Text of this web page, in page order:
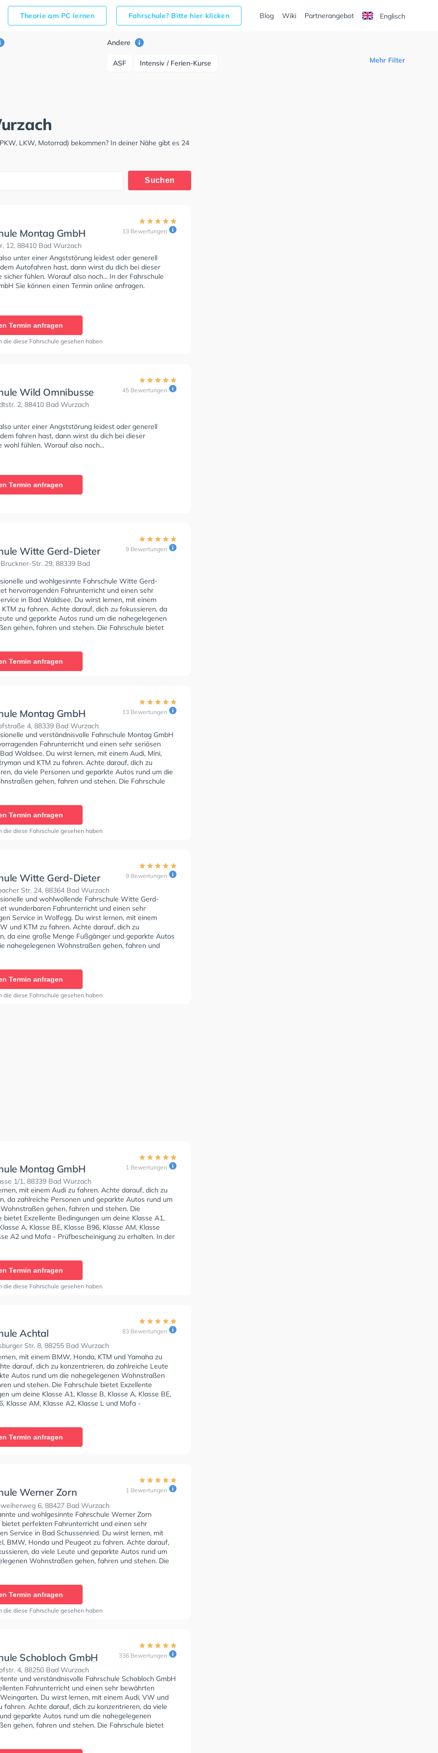
Theorie am PC lernen Fahrschule? Bitte hier klicken Blog Wiki Partnerangebot Englisch
Andere
ASF Intensiv / Ferien-Kurse Mehr Filter
LKW, Motorrad) bekommen? In deiner Nähe gibt es 24
Suchen
Montag GmbH
12, 88410 Bad Wurzach
13 Bewertungen
unter einer Angststörung leidest oder generell
Autofahren hast, dann wirst du dich bei dieser
sicher fühlen. Worauf also noch... In der Fahrschule
Sie können einen Termin online anfragen.
Termin anfragen
die diese Fahrschule gesehen haben
Wild Omnibusse
2, 88410 Bad Wurzach
45 Bewertungen
unter einer Angststörung leidest oder generell
fahren hast, dann wirst du dich bei dieser
wohl fühlen. Worauf also noch...
Termin anfragen
Witte Gerd-Dieter
Str. 29, 88339 Bad
9 Bewertungen
und wohlgesinnte Fahrschule Witte Gerd-
hervorragenden Fahrunterricht und einen sehr
in Bad Waldsee. Du wirst lernen, mit einem
zu fahren. Achte darauf, dich zu fokussieren, da
und geparkte Autos rund um die nahegelegenen
gehen, fahren und stehen. Die Fahrschule bietet
Bedingungen um deine Klasse A1, Klasse B,
zu erhalten. In der Fahrschule Witte Gerd-
können einen Termin online anfragen.
Termin anfragen
Montag GmbH
4, 88339 Bad Wurzach
13 Bewertungen
und verständnisvolle Fahrschule Montag GmbH
Fahrunterricht und einen sehr seriösen
Waldsee. Du wirst lernen, mit einem Audi, Mini,
und KTM zu fahren. Achte darauf, dich zu
da viele Personen und geparkte Autos rund um die
gehen, fahren und stehen. Die Fahrschule
Bedingungen um deine Klasse A1, Klasse B,
erhalten. Wir empfehlen dir auch online-theorie
zu absolvieren, um dich gut auf die theoretische
Termin anfragen
die diese Fahrschule gesehen haben
Witte Gerd-Dieter
Str. 24, 88364 Bad Wurzach
9 Bewertungen
und wohlwollende Fahrschule Witte Gerd-
wunderbaren Fahrunterricht und einen sehr
Service in Wolfegg. Du wirst lernen, mit einem
und KTM zu fahren. Achte darauf, dich zu
da eine große Menge Fußgänger und geparkte Autos
nahegelegenen Wohnstraßen gehen, fahren und
Fahrschule bietet Herausragende Bedingungen um
L und Mofa - Prüfbescheinigung zu erhalten. In der
Witte Gerd-Dieter Sie können einen Termin online
Termin anfragen
die diese Fahrschule gesehen haben
Montag GmbH
1/1, 88339 Bad Wurzach
1 Bewertungen
mit einem Audi zu fahren. Achte darauf, dich zu
da zahlreiche Personen und geparkte Autos rund um
gehen, fahren und stehen. Die
bietet Exzellente Bedingungen um deine Klasse A1,
A, Klasse BE, Klasse B96, Klasse AM, Klasse
A2 und Mofa - Prüfbescheinigung zu erhalten. In der
Montag GmbH Sie können einen Termin online
Termin anfragen
die diese Fahrschule gesehen haben
Achtal
Str. 8, 88255 Bad Wurzach
83 Bewertungen
mit einem BMW, Honda, KTM und Yamaha zu
darauf, dich zu konzentrieren, da zahlreiche Leute
Autos rund um die nahegelegenen Wohnstraßen
und stehen. Die Fahrschule bietet Exzellente
um deine Klasse A1, Klasse B, Klasse A, Klasse BE,
Klasse AM, Klasse A2, Klasse L und Mofa -
zu erhalten.
Termin anfragen
Werner Zorn
6, 88427 Bad Wurzach
1 Bewertungen
und wohlgesinnte Fahrschule Werner Zorn
bietet perfekten Fahrunterricht und einen sehr
Service in Bad Schussenried. Du wirst lernen, mit
BMW, Honda und Peugeot zu fahren. Achte darauf,
da viele Leute und geparkte Autos rund um
Wohnstraßen gehen, fahren und stehen. Die
bietet Perfekte Bedingungen um deine Klasse A1,
A2, Klasse L und Mofa - Prüfbescheinigung zu
der Fahrschule Werner Zorn Fahrlehrer Sie können
online anfragen.
Termin anfragen
die diese Fahrschule gesehen haben
Schobloch GmbH
4, 88250 Bad Wurzach
336 Bewertungen
und verständnisvolle Fahrschule Schobloch GmbH
Fahrunterricht und einen sehr bewährten
Du wirst lernen, mit einem Audi, VW und
fahren. Achte darauf, dich zu konzentrieren, da viele
geparkte Autos rund um die nahegelegenen
gehen, fahren und stehen. Die Fahrschule bietet
um deine Klasse A1, Klasse B, Klasse A,